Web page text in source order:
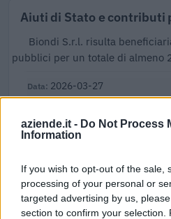
aziende.it - Do Not Process
Information
If you wish to opt-out of the sale,
processing of your personal or
targeted advertising by us,
section to confirm your selection.
Aiuti di Stato e contributi
Biondi S.r.l. risulta
pubblici per un totale di almeno
2026-03-27
Fondo di garanzia per le
Banca del Mezzogiorno
25.000 euro
Fondo di garanzia per le
Banca del Mezzogiorno
80.000 euro